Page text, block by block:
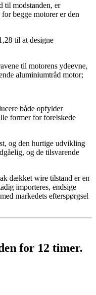
til modstanden, er
begge motorer er den
til at designe
til motorens ydeevne,
aluminiumtråd motor;
både opfylder
former for forelskede
og den hurtige udvikling
og de tilsvarende
dækket wire tilstand er en
importeres, endsige
markedets efterspørgsel
for 12 timer.